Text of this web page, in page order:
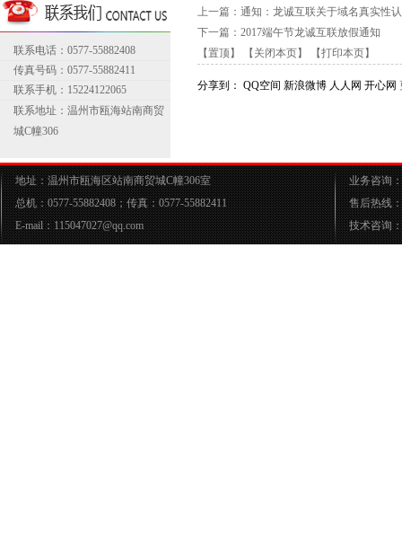
联系电话：0577-55882408
传真号码：0577-55882411
联系手机：15224122065
联系地址：温州市瓯海站南商贸
城C幢306
上一篇： 通知：龙诚互联关于域名真实性
下一篇： 2017端午节龙诚互联放假通知
【置顶】
【关闭本页】 【打印本页】
分享到： QQ空间 新浪微博 人人网 开心网
地址：温州市瓯海区站南商贸城C幢306室
总机：0577-55882408；传真：0577-55882411
E-mail：115047027@qq.com
业务咨询
售后热线
技术咨询